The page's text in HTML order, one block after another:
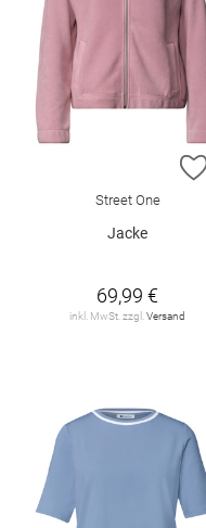
Street One
Jacke
69,99 €
inkl. MwSt. zzgl.Versand